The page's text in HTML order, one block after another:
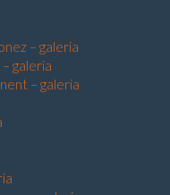
– galeria
galeria
– galeria